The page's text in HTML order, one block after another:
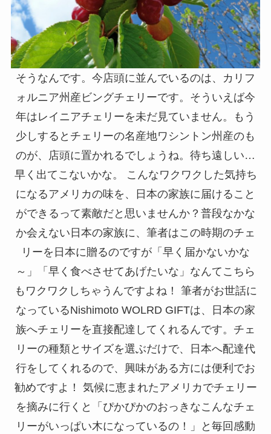
そうなんです。今店頭に並んでいるのは、カリフ
ォルニア州産ビングチェリーです。そういえば今
年はレイニアチェリーを未だ見ていません。もう
少しするとチェリーの名産地ワシントン州産のも
のが、店頭に置かれるでしょうね。待ち遠しい…
早く出てこないかな。 こんなワクワクした気持ち
になるアメリカの味を、日本の家族に届けること
ができるって素敵だと思いませんか？普段なかな
か会えない日本の家族に、筆者はこの時期のチェ
リーを日本に贈るのですが「早く届かないかな
～」「早く食べさせてあげたいな」なんてこちら
もワクワクしちゃうんですよね！ 筆者がお世話に
なっているNishimoto WOLRD GIFTは、日本の家
族へチェリーを直接配達してくれるんです。チェ
リーの種類とサイズを選ぶだけで、日本へ配達代
行をしてくれるので、興味がある方には便利でお
勧めですよ！ 気候に恵まれたアメリカでチェリー
を摘みに行くと「ぴかぴかのおっきなこんなチェ
リーがいっぱい木になっているの！」と毎回感動